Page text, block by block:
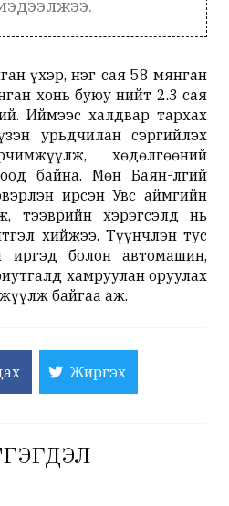
үхэр, нэг сая 58 мянган
хонь буюу нийт 2.3 сая
Иймээс халдвар тархах
урьдчилан сэргийлэх
хөдөлгөөний
байна. Мөн Баян-Өлгий
ирсэн Увс аймгийн
тээврийн хэрэгсэлд нь
хийжээ. Түүнчлэн тус
иргэд болон автомашин,
хамруулан оруулах
байгаа аж.
Жиргэх